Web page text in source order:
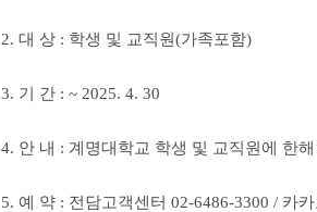
2. 대 상 : 학생 및 교직원(가족포함)
3. 기 간 : ~ 2025. 4. 30
4. 안 내 : 계명대학교 학생 및 교직원에 한
5. 예 약 : 전담고객센터 02-6486-3300 / 카